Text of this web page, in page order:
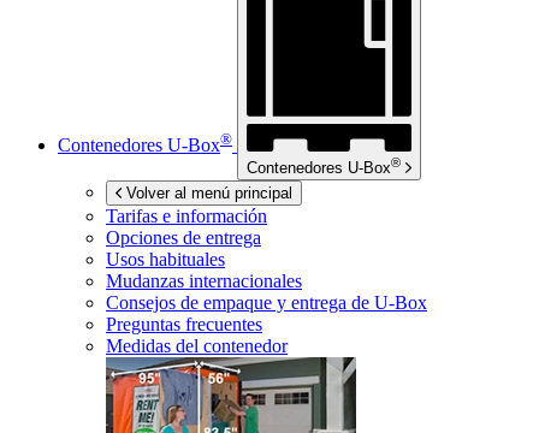
Contenedores U-Box®
Contenedores U-Box®
Volver al menú principal
Tarifas e información
Opciones de entrega
Usos habituales
Mudanzas internacionales
Consejos de empaque y entrega de U-Box
Preguntas frecuentes
Medidas del contenedor